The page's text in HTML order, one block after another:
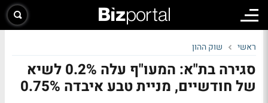
ראשי שוק ההון
סגירה בת"א: המעו"ף עלה 0.2% לשיא
של חודשיים, מניית טבע איבדה 0.75%